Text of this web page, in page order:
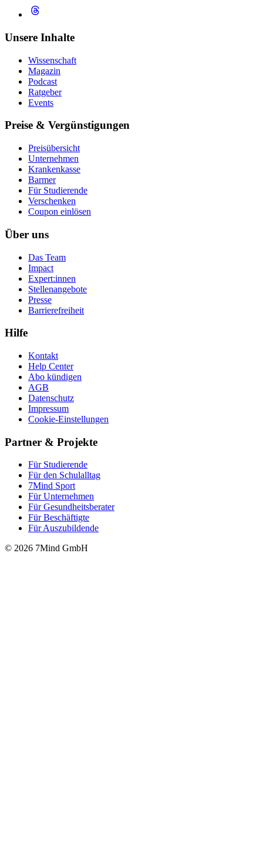
Unsere Inhalte
Wissenschaft
Magazin
Podcast
Ratgeber
Events
Preise & Vergünstigungen
Preisübersicht
Unternehmen
Krankenkasse
Barmer
Für Studierende
Ver­schen­ken
Coupon einlösen
Über uns
Das Team
Impact
Expert:innen
Stellenangebote
Presse
Barrierefreiheit
Hilfe
Kontakt
Help Center
Abo kündigen
AGB
Datenschutz
Impressum
Cookie-Einstellungen
Partner & Projekte
Für Stu­die­rende
Für den Schulalltag
7Mind Sport
Für Unter­neh­men
Für Gesund­heits­be­ra­ter
Für Beschäftigte
Für Auszubildende
© 2026 7Mind GmbH